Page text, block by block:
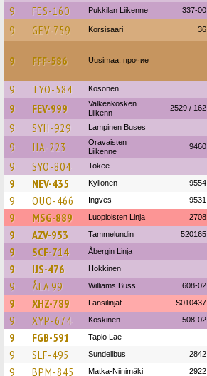
9 FES-160 Pukkilan Liikenne 337-00
9 GEV-759 Korsisaari 36
9 FFF-586 Uusimaa, прочие
9 TYO-584 Kosonen
9 FEV-999
Valkeakosken
Liikenn
2529 / 162
9 SYH-929 Lampinen Buses
9 JJA-223
Oravaisten
Liikenne
9460
9 SYO-804 Tokee
9 NEV-435 Kyllonen 9554
9 OUO-466 Ingves 9531
9 MSG-889 Luopioisten Linja 2708
9 AZV-953 Tammelundin 520165
9 SCF-714 Åbergin Linja
9 IJS-476 Hokkinen
9 ÅLA 99 Williams Buss 608-02
9 XHZ-789 Länsilinjat S010437
9 XYP-674 Koskinen 508-02
9 FGB-591 Tapio Lae
9 SLF-495 Sundellbus 2842
9 BPM-845 Matka-Niinimäki 2922